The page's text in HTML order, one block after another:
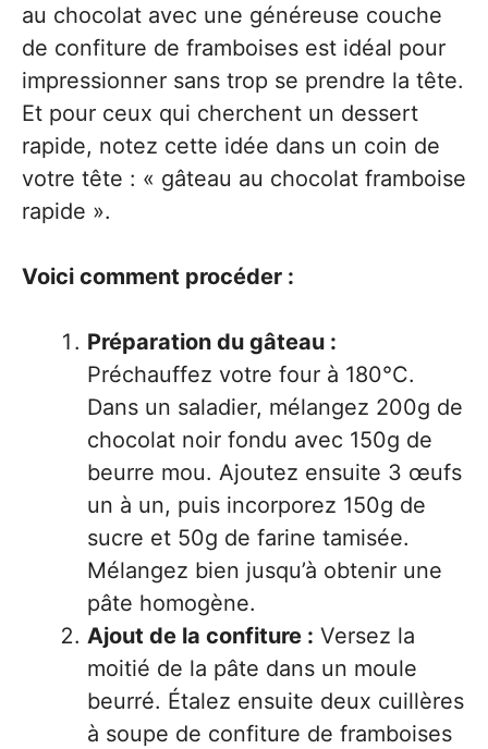
au chocolat avec une généreuse couche
de confiture de framboises est idéal pour
impressionner sans trop se prendre la tête.
Et pour ceux qui cherchent un dessert
rapide, notez cette idée dans un coin de
votre tête : « gâteau au chocolat framboise
rapide ».
Voici comment procéder :
Préparation du gâteau :
Préchauffez votre four à 180°C.
Dans un saladier, mélangez 200g de
chocolat noir fondu avec 150g de
beurre mou. Ajoutez ensuite 3 œufs
un à un, puis incorporez 150g de
sucre et 50g de farine tamisée.
Mélangez bien jusqu’à obtenir une
pâte homogène.
Ajout de la confiture : Versez la
moitié de la pâte dans un moule
beurré. Étalez ensuite deux cuillères
à soupe de confiture de framboises